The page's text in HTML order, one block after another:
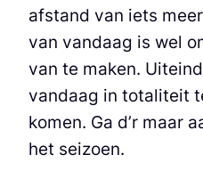
afstand van iets
van vandaag is wel
van te maken.
vandaag in totaliteit
komen. Ga d’r maar
het seizoen.